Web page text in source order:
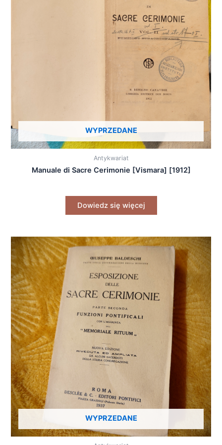
WYPRZEDANE
Antykwariat
Manuale di Sacre Cerimonie [Vismara] [1912]
Dowiedz się więcej
WYPRZEDANE